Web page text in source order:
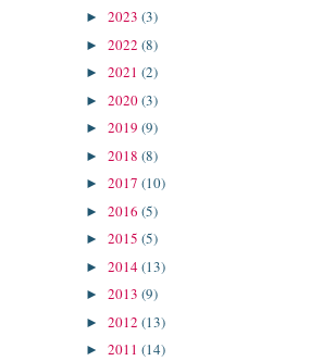
► 2023 (3)
► 2022 (8)
► 2021 (2)
► 2020(3)
► 2019 (9)
► 2018 (8)
► 2017 (10)
► 2016 (5)
► 2015 (5)
► 2014(13)
► 2013 (9)
► 2012 (13)
► 2011 (14)